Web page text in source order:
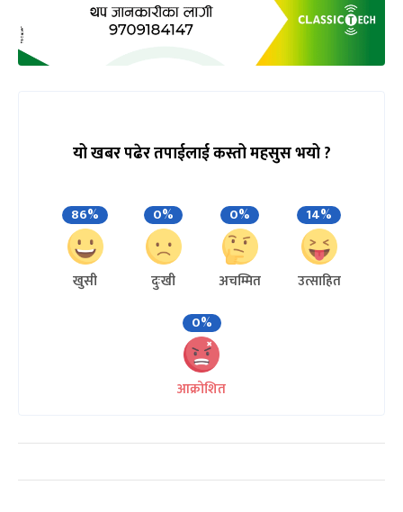
यो खबर पढेर तपाईलाई कस्तो महसुस भयो ?
86%
खुसी
0%
दुःखी
0%
अचम्मित
14%
उत्साहित
0%
आक्रोशित